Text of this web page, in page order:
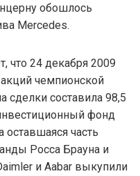
обошлось
Mercedes.
что 24 декабря 2009
чемпионской
сделки составила 98,5
фонд
часть
Росса Брауна и
и Aabar выкупили